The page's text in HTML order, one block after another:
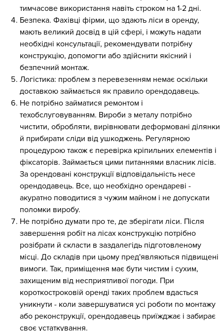
тимчасове використання навіть строком на 1-2 дні.
Безпека. Фахівці фірми, що здають ліси в оренду,
мають великий досвід в цій сфері, і можуть надати
необхідні консультації, рекомендувати потрібну
конструкцію, допомогти або здійснити якісний і
безпечний монтаж.
Логістика: проблем з перевезенням немає оскільки
доставкою займається як правило орендодавець.
Не потрібно займатися ремонтом і
техобслуговуванням. Вироби з металу потрібно
чистити, обробляти, вирівнювати деформовані ділянки
й прибирати сліди від ушкоджень. Регулярною
процедурою також є перевірка кріпильних елементів і
фіксаторів. Займається цими питаннями власник лісів.
За орендовані конструкції відповідальність несе
орендодавець. Все, що необхідно орендареві -
акуратно поводитися з чужим майном і не допускати
поломки виробу.
Не потрібно думати про те, де зберігати ліси. Після
завершення робіт на лісах конструкцію потрібно
розібрати й скласти в заздалегідь підготовленому
місці. До складів при цьому пред'являються підвищені
вимоги. Так, приміщення має бути чистим і сухим,
захищеним від несприятливої погоди. При
короткостроковій оренді таких проблем вдасться
уникнути - коли завершуватися усі роботи по монтажу
або реконструкції, орендодавець приїжджає і забирає
своє устаткування.